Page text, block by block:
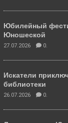
Юбилейный
Юношеской
27.07.2026 0.
Искатели
библиотеки
26.07.2026 0.